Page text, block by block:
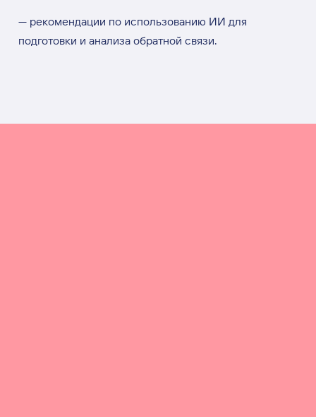
— рекомендации по использованию ИИ для
подготовки и анализа обратной связи.